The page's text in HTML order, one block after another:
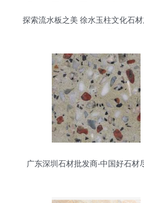
探索流水板之美 徐水玉柱文化石
广东深圳石材批发商-中国好石材